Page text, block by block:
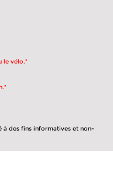
le vélo."
à des fins informatives et non-